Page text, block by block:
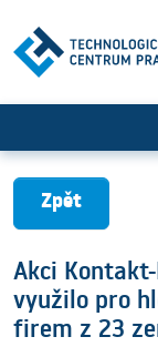
Zpět
Akci
využilo pro
firem z 23